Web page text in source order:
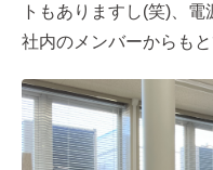
トもありますし(笑)、
社内のメンバーからもと